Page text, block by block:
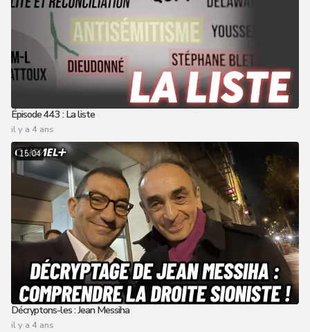
Épisode 443 : La liste
il y a 4 ans
15:04
Décryptons-les : Jean Messiha
il y a 4 ans